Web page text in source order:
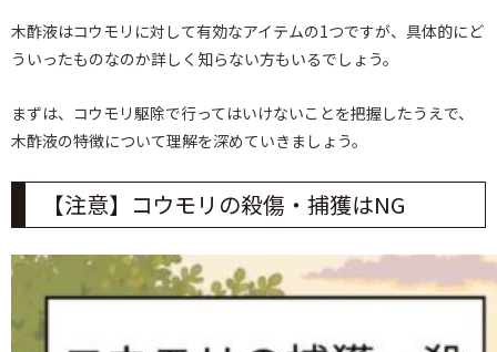
木酢液はコウモリに対して有効なアイテムの1つですが、具体的にど
ういったものなのか詳しく知らない方もいるでしょう。
まずは、コウモリ駆除で行ってはいけないことを把握したうえで、
木酢液の特徴について理解を深めていきましょう。
【注意】コウモリの殺傷・捕獲はNG